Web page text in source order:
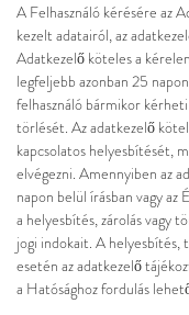
A Felhasználó kérésére az
kezelt adatairól, az
Adatkezelő köteles a
legfeljebb azonban 25
felhasználó bármikor
törlését. Az adatkezelő
kapcsolatos helyesbítését,
elvégezni. Amennyiben az
napon belül írásban vagy
a helyesbítés, zárolás vagy
jogi indokait. A helyesbítés,
esetén az adatkezelő
a Hatósághoz fordulás